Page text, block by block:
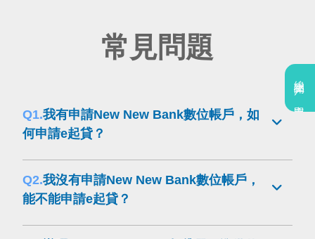
常見問題
Q1.我有申請New New Bank數位帳戶，如
何申請e起貸？
Q2.我沒有申請New New Bank數位帳戶，
能不能申請e起貸？